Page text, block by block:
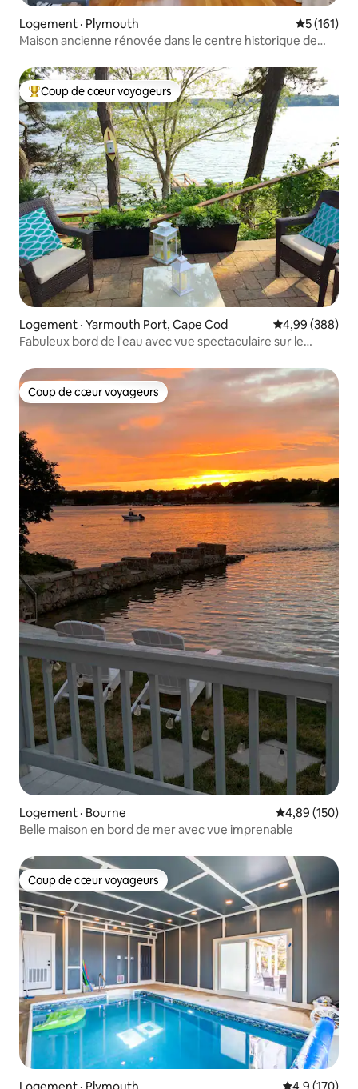
Logement · Plymouth Note
5 (161)
Maison ancienne rénovée dans le centre historique de
Coup de cœur voyageurs parmi les plus aimés
Coup de cœur voyageurs
Logement · Yarmouth Port, Cape Cod Note
4,99 (388)
Fabuleux bord de l'eau avec vue spectaculaire sur le
Coup de cœur voyageurs
Coup de cœur voyageurs
Logement · Bourne Note
4,89 (150)
Belle maison en bord de mer avec vue imprenable
Coup de cœur voyageurs
Coup de cœur voyageurs